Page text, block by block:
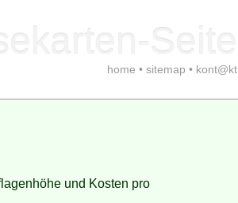
Seite
home • sitemap • kont@kt
und Kosten pro